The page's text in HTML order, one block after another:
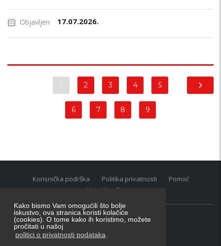
Kako bismo Vam omogućili što bolje
iskustvo, ova stranica koristi kolačiće
(cookies). O tome kako ih koristimo, možete
pročitati u našoj
politici o privatnosti podataka
Objavljen 17.07.2026.
1 2 3 4 5
6 7 8 9
Korisnička podrška Politika privatnosti
Pomoć
Uvjeti korištenja
Oglasnik grupacija:posao.hr|oglasnik.hr|auti.hr
Tečaj za konverziju u EUR valutu: 1 euro = 7.53450 kn